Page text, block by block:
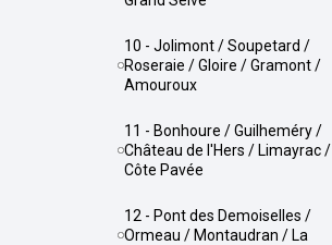
10 - Jolimont / Soupetard /
Roseraie / Gloire / Gramont /
Amouroux
11 - Bonhoure / Guilheméry /
Château de l'Hers / Limayrac /
Côte Pavée
12 - Pont des Demoiselles /
Ormeau / Montaudran / La